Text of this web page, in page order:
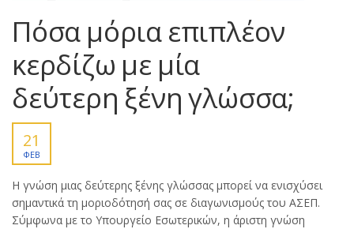
Πόσα μόρια επιπλέον
κερδίζω με μία
δεύτερη ξένη γλώσσα;
21
ΦΕΒ
Η γνώση μιας δεύτερης ξένης γλώσσας μπορεί να ενισχύσει
σημαντικά τη μοριοδότησή σας σε διαγωνισμούς του ΑΣΕΠ.
Σύμφωνα με το Υπουργείο Εσωτερικών, η άριστη γνώση